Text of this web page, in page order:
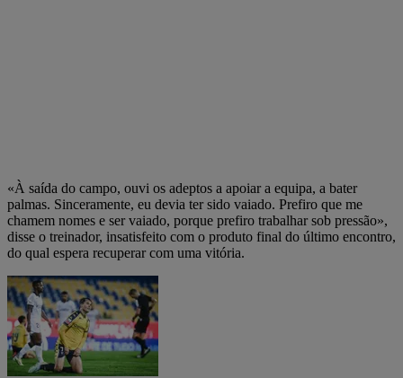
«À saída do campo, ouvi os adeptos a apoiar a equipa, a bater
palmas. Sinceramente, eu devia ter sido vaiado. Prefiro que me
chamem nomes e ser vaiado, porque prefiro trabalhar sob pressão»,
disse o treinador, insatisfeito com o produto final do último encontro,
do qual espera recuperar com uma vitória.